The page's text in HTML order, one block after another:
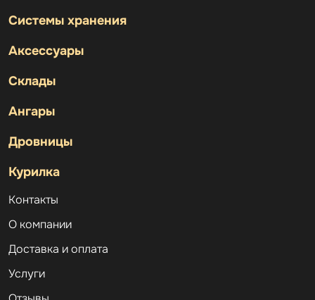
Системы хранения
Аксессуары
Склады
Ангары
Дровницы
Курилка
Контакты
О компании
Доставка и оплата
Услуги